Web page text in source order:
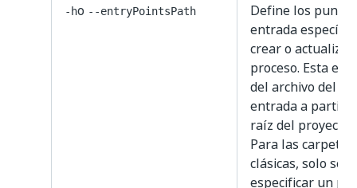
-ho --entryPointsPath
Define los
entrada
crear o
proceso. Esta es
del archivo del
entrada a partir
raíz del proyecto.
Para las carpetas
clásicas, solo se
especificar un